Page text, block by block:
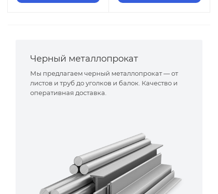
Черный металлопрокат
Мы предлагаем черный металлопрокат — от
листов и труб до уголков и балок. Качество и
оперативная доставка.